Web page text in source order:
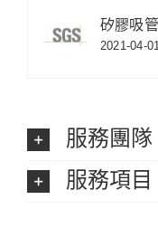
矽膠吸
2021-04-
服務團隊
服務項目